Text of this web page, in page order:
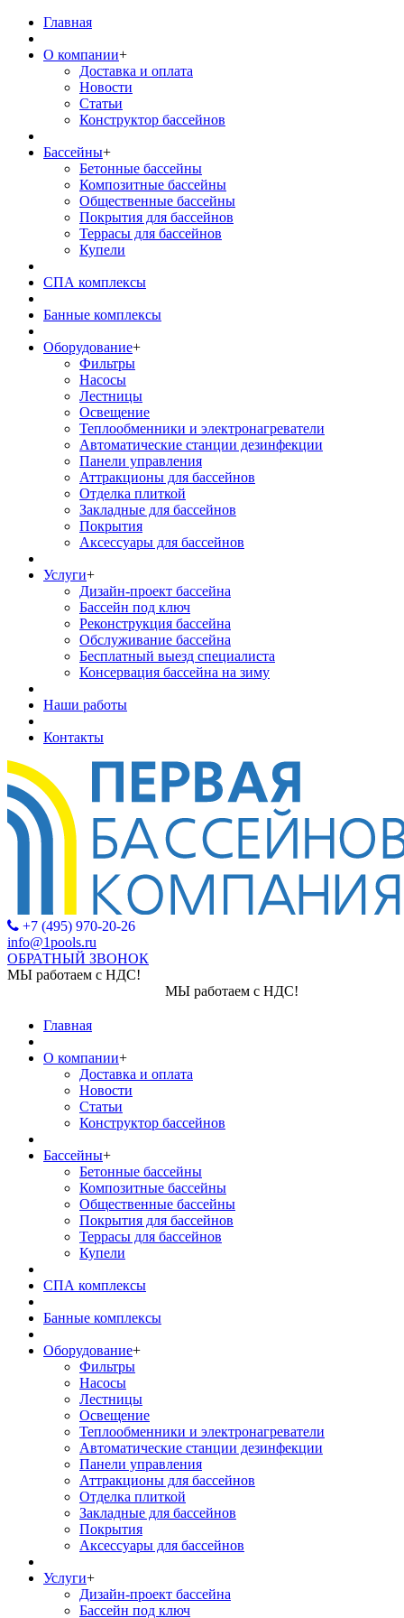
Главная
О компании+
Доставка и оплата
Новости
Статьи
Конструктор бассейнов
Бассейны+
Бетонные бассейны
Композитные бассейны
Общественные бассейны
Покрытия для бассейнов
Террасы для бассейнов
Купели
СПА комплексы
Банные комплексы
Оборудование+
Фильтры
Насосы
Лестницы
Освещение
Теплообменники и электронагреватели
Автоматические станции дезинфекции
Панели управления
Аттракционы для бассейнов
Отделка плиткой
Закладные для бассейнов
Покрытия
Аксессуары для бассейнов
Услуги+
Дизайн-проект бассейна
Бассейн под ключ
Реконструкция бассейна
Обслуживание бассейна
Бесплатный выезд специалиста
Консервация бассейна на зиму
Наши работы
Контакты
+7 (495) 970-20-26
info@1pools.ru
ОБРАТНЫЙ ЗВОНОК
МЫ работаем с НДС!
МЫ работаем с НДС!
Главная
О компании+
Доставка и оплата
Новости
Статьи
Конструктор бассейнов
Бассейны+
Бетонные бассейны
Композитные бассейны
Общественные бассейны
Покрытия для бассейнов
Террасы для бассейнов
Купели
СПА комплексы
Банные комплексы
Оборудование+
Фильтры
Насосы
Лестницы
Освещение
Теплообменники и электронагреватели
Автоматические станции дезинфекции
Панели управления
Аттракционы для бассейнов
Отделка плиткой
Закладные для бассейнов
Покрытия
Аксессуары для бассейнов
Услуги+
Дизайн-проект бассейна
Бассейн под ключ